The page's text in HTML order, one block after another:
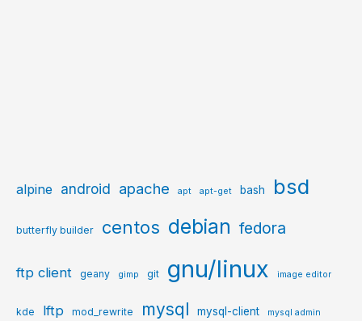
alpine android apache apt apt-get bash bsd
butterfly builder centos debian fedora
ftp client geany gimp git gnu/linux image editor
kde lftp mod_rewrite mysql mysql-client mysql admin